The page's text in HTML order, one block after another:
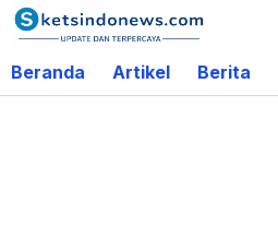
Lewati
ke
konten
Beranda Artikel Berita